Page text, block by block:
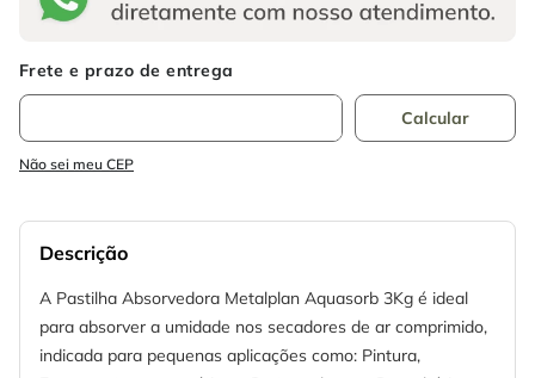
Não sei meu CEP
Descrição
A Pastilha Absorvedora Metalplan Aquasorb 3Kg é ideal
para absorver a umidade nos secadores de ar comprimido,
indicada para pequenas aplicações como: Pintura,